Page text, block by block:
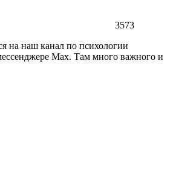
3573
на наш канал по психологии
Max. Там много важного и